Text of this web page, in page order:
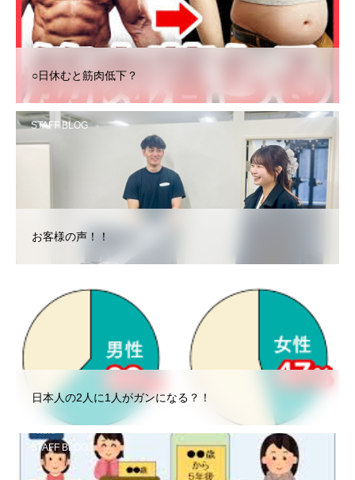
○日休むと筋肉低下？
STAFF BLOG
お客様の声！！
STAFF BLOG
日本人の2人に1人がガンになる？！
STAFF BLOG